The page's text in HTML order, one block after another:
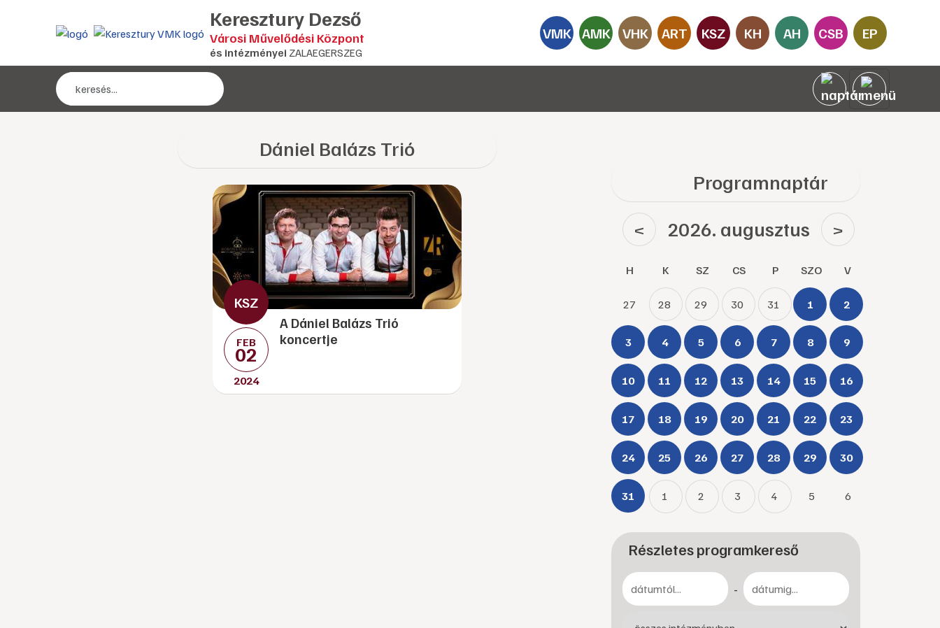
Keresztury Dezső
Városi Művelődési Központ
és intézményei ZALAEGERSZEG
VMK AMK VHK ART KSZ KH AH CSB EP
Dániel Balázs Trió
FEB
02
2024
A Dániel Balázs Trió
koncertje
Programnaptár
< 2026. augusztus >
H K SZ CS P SZO V
27 28 29 30 31 1 2
3 4 5 6 7 8 9
10 11 12 13 14 15 16
17 18 19 20 21 22 23
24 25 26 27 28 29 30
31 1 2 3 4 5 6
Részletes programkereső
-